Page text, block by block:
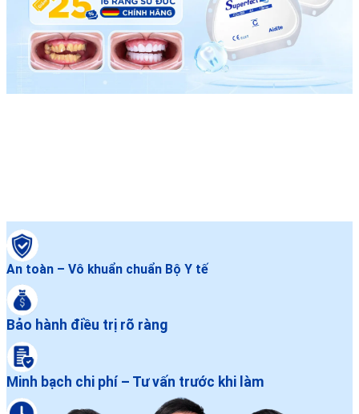
An toàn – Vô khuẩn chuẩn Bộ Y tế
Bảo hành điều trị rõ ràng
Minh bạch chi phí – Tư vấn trước khi làm